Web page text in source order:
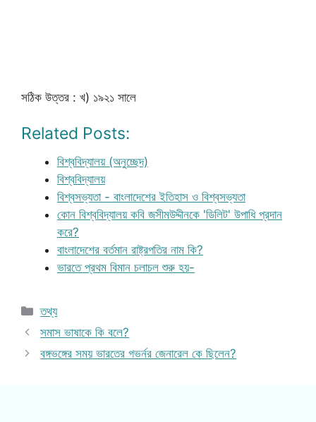
সঠিক উত্তর : খ) ১৯২১ সালে
Related Posts:
বিশ্ববিদ্যালয় (অনুচ্ছেদ)
বিশ্ববিদ্যালয়
বিশ্বসভ্যতা - বাংলাদেশের ইতিহাস ও বিশ্বসভ্যতা
কোন বিশ্ববিদ্যালয় কবি জসীমউদ্দীনকে 'ডিলিট' উপাধি প্রদান
করে?
বাংলাদেশের বর্তমান রাষ্ট্রপতির নাম কি?
ভারতে প্রথম বিমান চলাচল শুরু হয়-
Categories
তথ্য
সমাস ভাষাকে কি বলে?
বঙ্গভঙ্গের সময় ভারতের গভর্নর জেনারেল কে ছিলেন?